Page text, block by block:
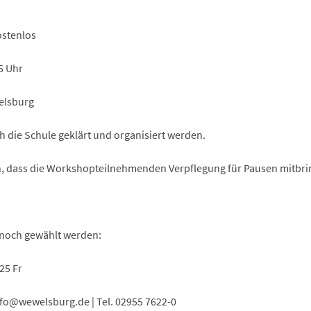
Uhr
die Schule geklärt und organisiert werden.
dass die Workshopteilnehmenden Verpflegung für Pausen
gewählt werden:
Fr
wewelsburg de| Tel. 02955 7622-0